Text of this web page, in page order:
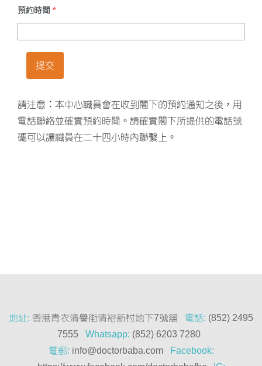
預約時間 *
提交
請注意：本中心職員會在收到閣下的預約通知之後，用
電話聯絡並確實預約時間。請確實閣下所提供的電話號
碼可以讓職員在二十四小時內聯繫上。
地址: 香港青衣清譽街清裕新村地下7號舖 電話: (852) 2495
7555
Whatsapp: (852) 6203 7280
電郵: info@doctorbaba.com
Facebook: